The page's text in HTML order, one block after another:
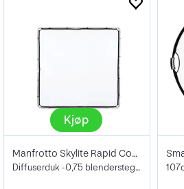
Kjøp
Manfrotto Skylite Rapid Cover Large 0,75
Diffuserduk -0,75 blendersteg, 2 x 2 m